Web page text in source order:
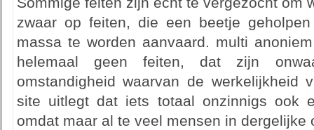
zwaar op feiten, die een beetje
massa te worden aanvaard. multi
helemaal geen feiten, dat zijn
omstandigheid waarvan de werkelijkheid
site uitlegt dat iets totaal onzinnigs ook
omdat maar al te veel mensen in dergelijke